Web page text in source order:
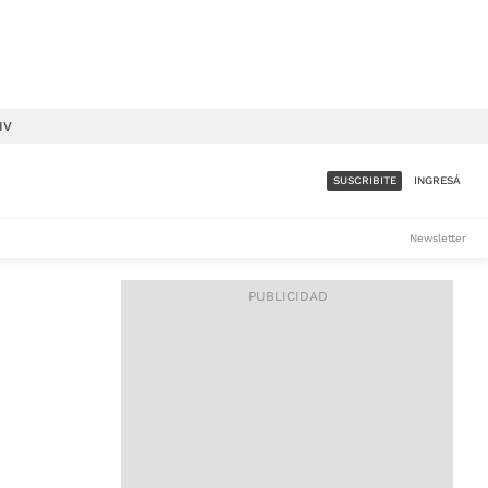
ACCESO FULL - $1.800/MES
SUSCRIBITE INGRESÁ
Newsletter